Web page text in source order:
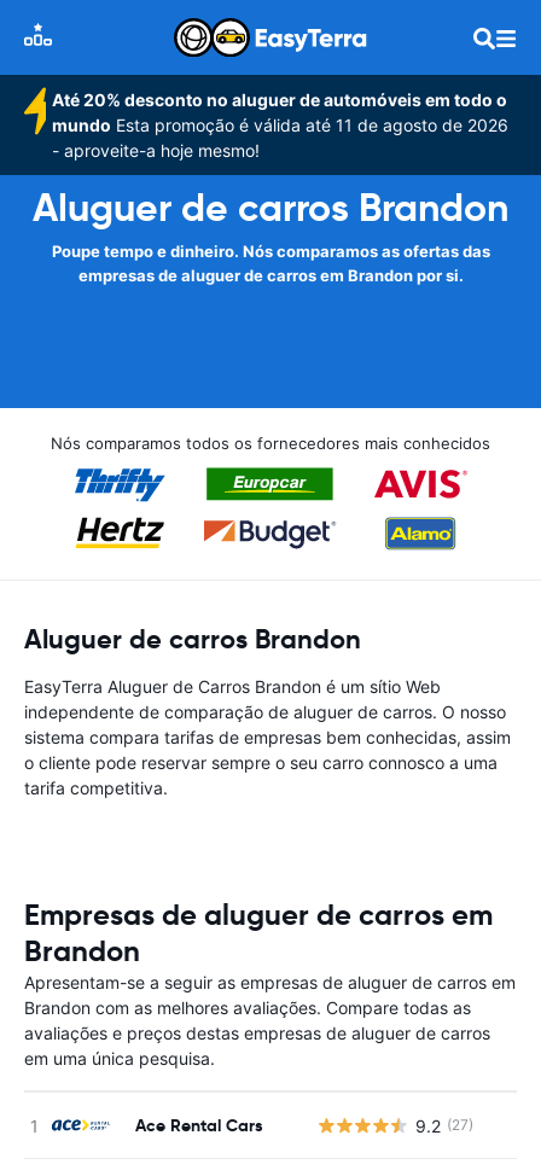
Até 20% desconto no aluguer de automóveis em todo o
mundo Esta promoção é válida até 11 de agosto de 2026
- aproveite-a hoje mesmo!
Aluguer de carros Brandon
Poupe tempo e dinheiro. Nós comparamos as ofertas das
empresas de aluguer de carros em Brandon por si.
Nós comparamos todos os fornecedores mais conhecidos
Aluguer de carros Brandon
EasyTerra Aluguer de Carros Brandon é um sítio Web
independente de comparação de aluguer de carros. O nosso
sistema compara tarifas de empresas bem conhecidas, assim
o cliente pode reservar sempre o seu carro connosco a uma
tarifa competitiva.
Empresas de aluguer de carros em
Brandon
Apresentam-se a seguir as empresas de aluguer de carros em
Brandon com as melhores avaliações. Compare todas as
avaliações e preços destas empresas de aluguer de carros
em uma única pesquisa.
Ace Rental Cars 9.2 (27)